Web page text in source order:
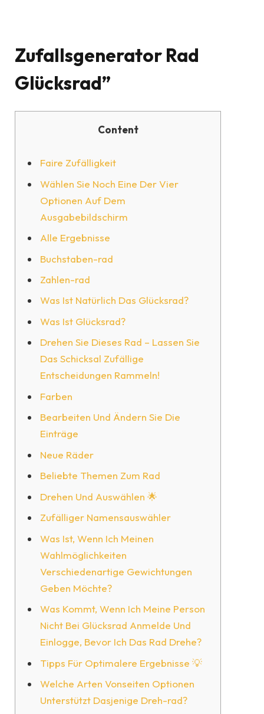
Zufallsgenerator Rad
Glücksrad”
Content
Faire Zufälligkeit
Wählen Sie Noch Eine Der Vier
Optionen Auf Dem
Ausgabebildschirm
Alle Ergebnisse
Buchstaben-rad
Zahlen-rad
Was Ist Natürlich Das Glücksrad?
Was Ist Glücksrad?
Drehen Sie Dieses Rad – Lassen Sie
Das Schicksal Zufällige
Entscheidungen Rammeln!
Farben
Bearbeiten Und Ändern Sie Die
Einträge
Neue Räder
Beliebte Themen Zum Rad
Drehen Und Auswählen 🌟
Zufälliger Namensauswähler
Was Ist, Wenn Ich Meinen
Wahlmöglichkeiten
Verschiedenartige Gewichtungen
Geben Möchte?
Was Kommt, Wenn Ich Meine Person
Nicht Bei Glücksrad Anmelde Und
Einlogge, Bevor Ich Das Rad Drehe?
Tipps Für Optimalere Ergebnisse 💡
Welche Arten Vonseiten Optionen
Unterstützt Dasjenige Dreh-rad?